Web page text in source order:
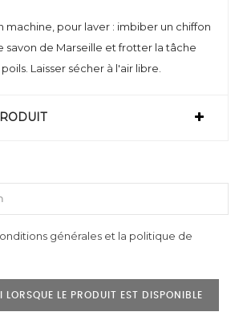
machine, pour laver : imbiber un chiffon
savon de Marseille et frotter la tâche
Laisser sécher à l'air libre.
générales et la politique de
LORSQUE LE PRODUIT EST DISPONIBLE